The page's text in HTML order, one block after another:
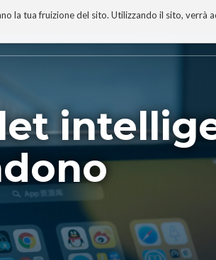
la tua fruizione del sito. Utilizzando il sito, verrà
I MIEI LIBRI PROGETTO